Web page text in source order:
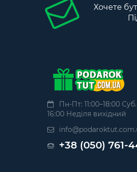
Хочете
Пн-Пт: 11:00–18:00
16:00 Неділя вихідний
+38 (050) 761-